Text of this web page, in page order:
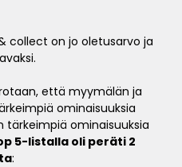
collect on jo oletusarvo ja
että myymälän ja
ominaisuuksia
tärkeimpiä ominaisuuksia
5-listalla oli peräti 2
: